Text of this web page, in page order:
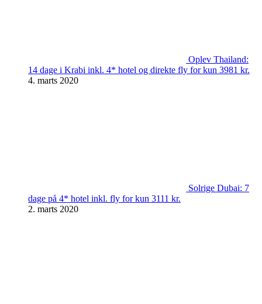
Oplev Thailand:
14 dage i Krabi inkl. 4* hotel og direkte fly for kun 3981 kr.
4. marts 2020
Solrige Dubai: 7
dage på 4* hotel inkl. fly for kun 3111 kr.
2. marts 2020